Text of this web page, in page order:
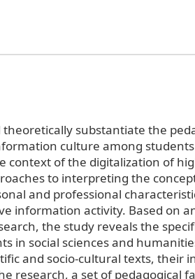
substantiate the
culture among
context of the digitalization of
to interpreting the
and professional
information activity. Based on
the study reveals the
in social sciences and
and socio-cultural texts, their
research, a set of pedagogical